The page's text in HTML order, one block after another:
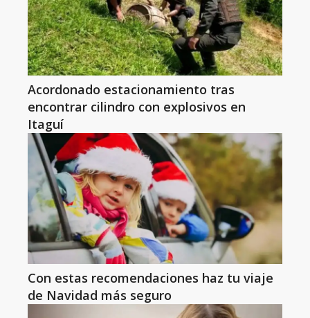
Acordonado estacionamiento tras
encontrar cilindro con explosivos en
Itaguí
Con estas recomendaciones haz tu viaje
de Navidad más seguro